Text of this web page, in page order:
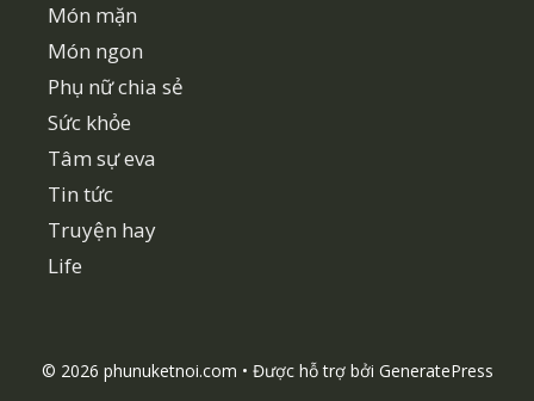
Món mặn
Món ngon
Phụ nữ chia sẻ
Sức khỏe
Tâm sự eva
Tin tức
Truyện hay
Life
© 2026 phunuketnoi.com • Được hỗ trợ bởi GeneratePress